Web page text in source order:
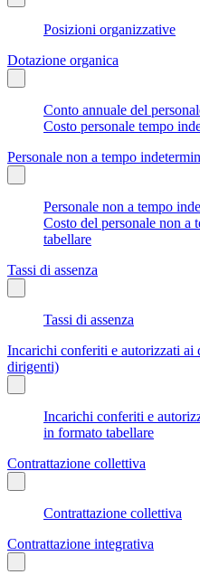
Posizioni organizzative
Dotazione organica
Conto annuale del
Costo personale tempo
Personale non a tempo
Personale non a tempo
Costo del personale non a
tabellare
Tassi di assenza
Tassi di assenza
Incarichi conferiti e autorizzati ai
dirigenti)
Incarichi conferiti e
in formato tabellare
Contrattazione collettiva
Contrattazione collettiva
Contrattazione integrativa